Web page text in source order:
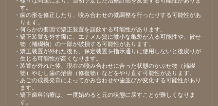
す。
・⻭の形を修正したり、咬み合わせの微調整を⾏ったりする可能性があ
ります。
・何らかの要因で矯正装置を誤飲する可能性があります。
・矯正装置を外す際に、エナメル質に微⼩な⻲裂が⼊る可能性や、被せ
物（補綴物）の⼀部が破損する可能性があります。
・矯正装置が外れた後も、保定装置を指⽰通りに使⽤しないと後戻りが
⽣じる可能性が⾼くなります。
・装置が外れた後、現在の咬み合わせに合った状態のかぶせ物（補綴
物）やむし⻭の治療（修復物）などをやり直す可能性があります。
・あごの成⻑発育によってかみ合わせや⻭並びが変化する可能性があり
ます。
・矯正⻭科治療は、⼀度始めると元の状態に戻すことが難しくなりま
す。